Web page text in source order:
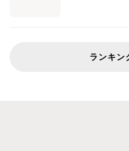
ランキン